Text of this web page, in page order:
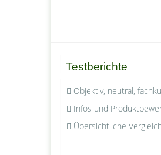
Testberichte
Objektiv, neutral,
Infos und
Übersichtliche